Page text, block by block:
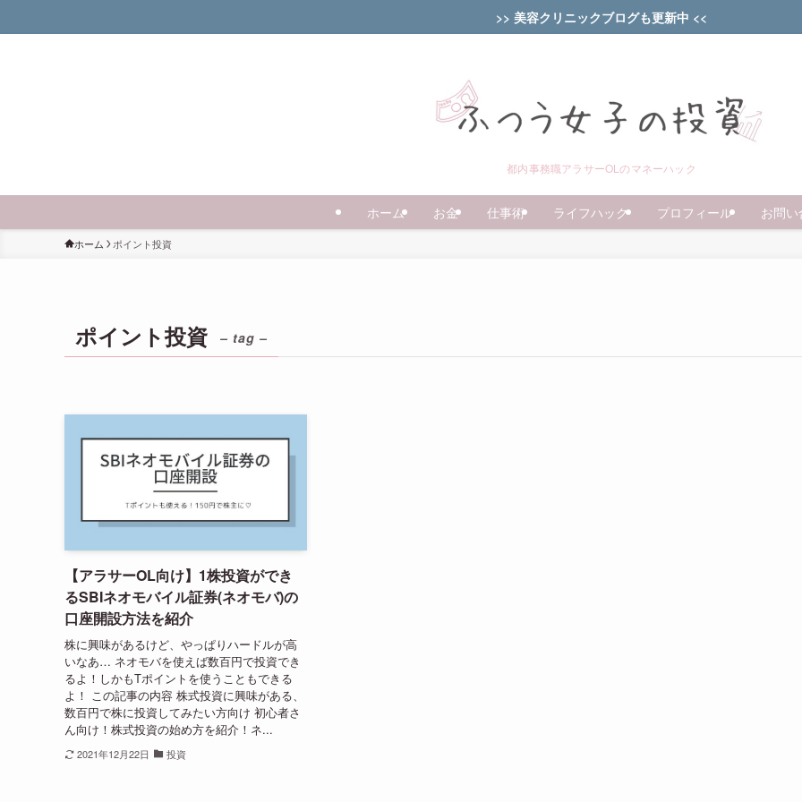
>> 美容クリニックブログも更新中 <<
都内事務職アラサーOLのマネーハック
ホーム お金 仕事術 ライフハック プロフィール お問
ホーム ポイント投資
ポイント投資 – tag –
【アラサーOL向け】1株投資ができ
るSBIネオモバイル証券(ネオモバ)の
口座開設方法を紹介
株に興味があるけど、やっぱりハードルが高
いなあ… ネオモバを使えば数百円で投資でき
るよ！しかもTポイントを使うこともできる
よ！ この記事の内容 株式投資に興味がある、
数百円で株に投資してみたい方向け 初心者さ
ん向け！株式投資の始め方を紹介！ネ...
2021年12月22日 投資